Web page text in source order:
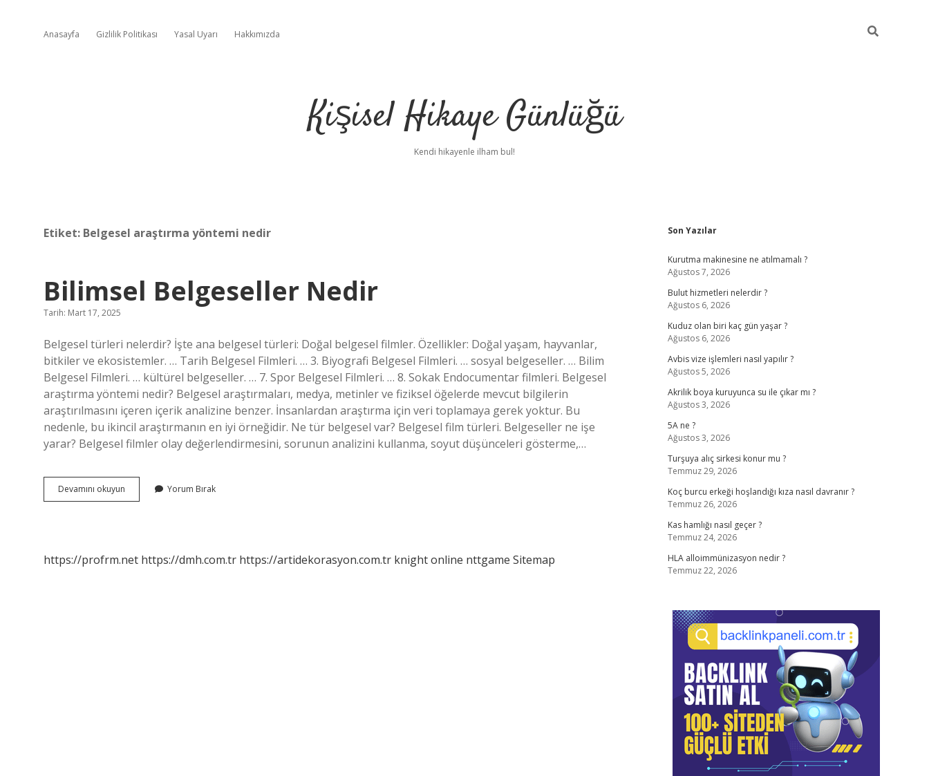
Anasayfa Gizlilik Politikası Yasal Uyarı Hakkımızda
Kişisel Hikaye Günlüğü
Kendi hikayenle ilham bul!
Etiket: Belgesel araştırma yöntemi nedir
Bilimsel Belgeseller Nedir
Tarih: Mart 17, 2025
Belgesel türleri nelerdir? İşte ana belgesel türleri: Doğal belgesel filmler. Özellikler: Doğal yaşam, hayvanlar,
bitkiler ve ekosistemler. … Tarih Belgesel Filmleri. … 3. Biyografi Belgesel Filmleri. … sosyal belgeseller. … Bilim
Belgesel Filmleri. … kültürel belgeseller. … 7. Spor Belgesel Filmleri. … 8. Sokak Endocumentar filmleri. Belgesel
araştırma yöntemi nedir? Belgesel araştırmaları, medya, metinler ve fiziksel öğelerde mevcut bilgilerin
araştırılmasını içeren içerik analizine benzer. İnsanlardan araştırma için veri toplamaya gerek yoktur. Bu
nedenle, bu ikincil araştırmanın en iyi örneğidir. Ne tür belgesel var? Belgesel film türleri. Belgeseller ne işe
yarar? Belgesel filmler olay değerlendirmesini, sorunun analizini kullanma, soyut düşünceleri gösterme,…
Devamını okuyun
Belgeseller
Yorum Bırak
https://profrm.net https://dmh.com.tr https://artidekorasyon.com.tr knight online nttgame Sitemap
Sidebar
Son Yazılar
Kurutma makinesine ne atılmamalı ?
Ağustos 7, 2026
Bulut hizmetleri nelerdir ?
Ağustos 6, 2026
Kuduz olan biri kaç gün yaşar ?
Ağustos 6, 2026
Avbis vize işlemleri nasıl yapılır ?
Ağustos 5, 2026
Akrilik boya kuruyunca su ile çıkar mı ?
Ağustos 3, 2026
5A ne ?
Ağustos 3, 2026
Turşuya alıç sirkesi konur mu ?
Temmuz 29, 2026
Koç burcu erkeği hoşlandığı kıza nasıl davranır ?
Temmuz 26, 2026
Kas hamlığı nasıl geçer ?
Temmuz 24, 2026
HLA alloimmünizasyon nedir ?
Temmuz 22, 2026